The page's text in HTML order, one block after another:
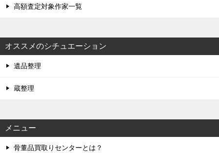
高額査定対象作家一覧
オススメのシチュエーション
遺品整理
蔵整理
メニュー
骨董品買取りセンターとは？